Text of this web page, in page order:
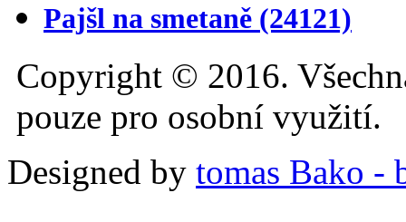
Pajšl na smetaně (24121)
Copyright © 2016.
pouze pro osobní využití.
Designed by tomas Bako -